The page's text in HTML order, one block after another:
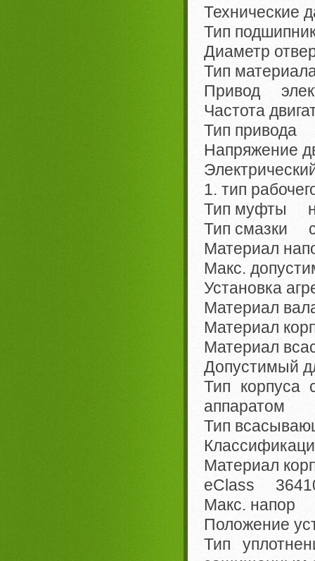
Технические
Тип
Диаметр
Тип
Привод
Частота
Тип привода
Напряжение
1. тип
Тип муфты
Тип смазки
Материал
Макс.
Установка
Материал
Материал
Материал
Допустимый
Тип
аппаратом
Тип
Материал
eClass
Макс. напор
Положение
Тип